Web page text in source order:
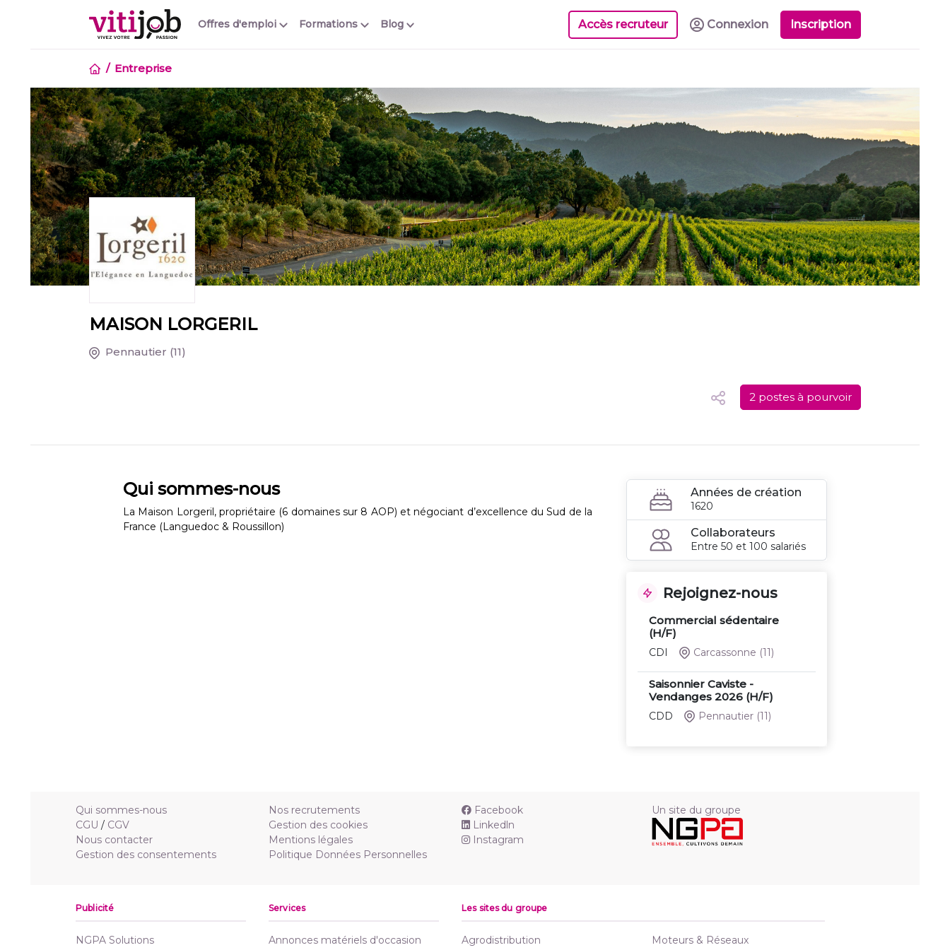
Offres d'emploi Blog
Formations Accès recruteur Connexion Inscription
Entreprise
MAISON LORGERIL
Pennautier (11)
2 postes à pourvoir
Qui sommes-nous
La Maison Lorgeril, propriétaire (6 domaines sur 8 AOP) et négociant d’excellence du Sud de la
France (Languedoc & Roussillon)
Années de création
1620
Collaborateurs
Entre 50 et 100 salariés
Rejoignez-nous
Commercial sédentaire
(H/F)
CDI Carcassonne (11)
Saisonnier Caviste -
Vendanges 2026 (H/F)
CDD Pennautier (11)
Qui sommes-nous
CGU / CGV
Nous contacter
Gestion des consentements
Nos recrutements
Gestion des cookies
Mentions légales
Politique Données Personnelles
Facebook
Linkedln
Instagram
Un site du groupe
Publicité
NGPA Solutions
Services
Annonces matériels d'occasion
Les sites du groupe
Agrodistribution
Moteurs & Réseaux